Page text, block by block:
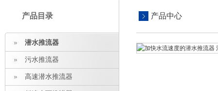
产品目录
潜水推流器
污水推流器
高速潜水推流器
产品中心